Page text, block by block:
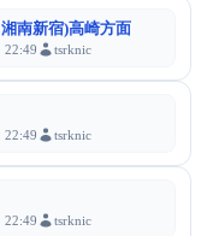
南新宿)高崎方面
22:49 tsrknic
22:49 tsrknic
22:49 tsrknic